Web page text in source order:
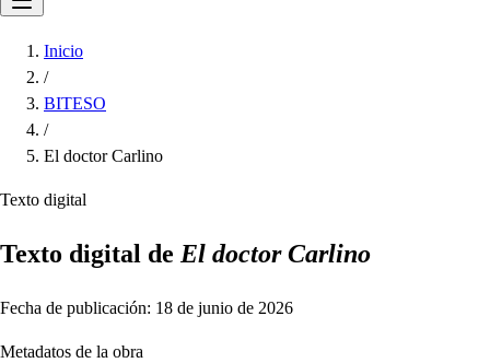
Inicio
/
BITESO
/
El doctor Carlino
Texto digital
Texto digital de El doctor Carlino
Fecha de publicación: 18 de junio de 2026
Metadatos de la obra